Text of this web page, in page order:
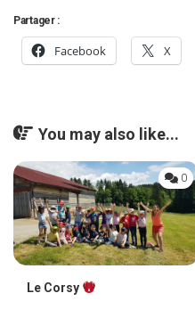
Partager :
Facebook X
You may also like...
0
Le Corsy